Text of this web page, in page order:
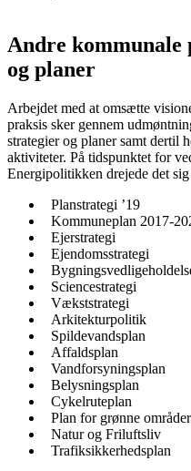
Andre
og planer
Arbejdet med at omsætte
praksis sker gennem
strategier og planer samt dertil
aktiviteter. På tidspunktet for
Energipolitikken drejede det
Planstrategi ’19
Kommuneplan 2017-
Ejerstrategi
Ejendomsstrategi
Sciencestrategi
Vækststrategi
Arkitekturpolitik
Spildevandsplan
Affaldsplan
Vandforsyningsplan
Belysningsplan
Cykelruteplan
Plan for grønne områder
Natur og Friluftsliv
Trafiksikkerhedsplan